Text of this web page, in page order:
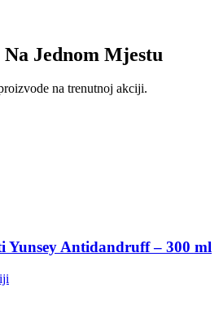
Jednom Mjestu
na trenutnoj akciji.
Yunsey Antidandruff – 300 ml